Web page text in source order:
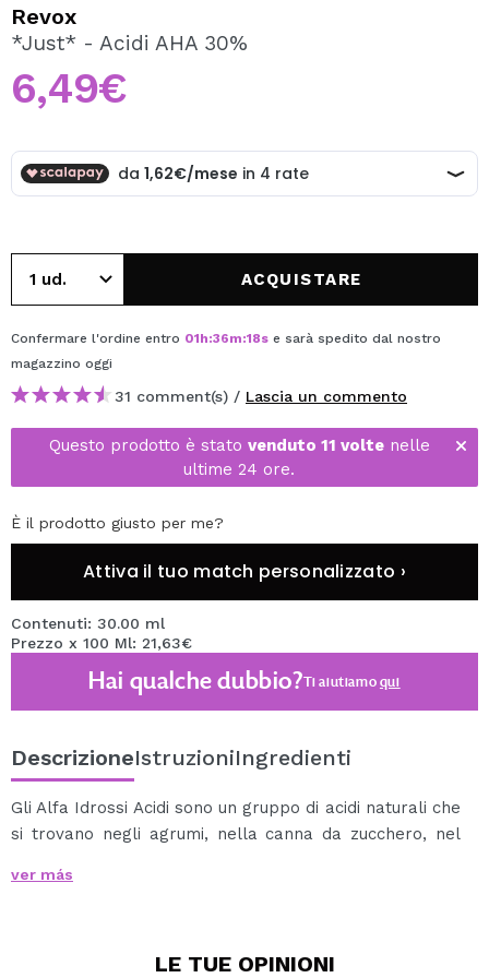
Creando un account su Maquibeauty.it potrai fare i tuoi
acquisti velocemente, controllare lo stato dei tuoi ordini e
consultare le tue operazioni precedenti.
CREARE UN ACCOUNT
Revox
*Just* - Acidi AHA 30%
6,49€
ACQUISTARE
Confermare l'ordine entro 01h:36m:18s e sarà spedito dal nostro
magazzino oggi
31 comment(s) / Lascia un commento
Questo prodotto è stato venduto 11 voltenelle
ultime 24 ore.
È il prodotto giusto per me?
Attiva il tuo match personalizzato ›
Contenuti: 30.00 ml
Prezzo x 100 Ml: 21,63€
Hai qualche dubbio?Ti aiutiamoqui
DescrizioneIstruzioniIngredienti
Gli Alfa Idrossi Acidi sono un gruppo di acidi naturali che
si trovano negli agrumi, nella canna da zucchero, nel
frutti.
Questa soluzione peeling combatte i toni della pelle
ver más
LE TUE OPINIONI